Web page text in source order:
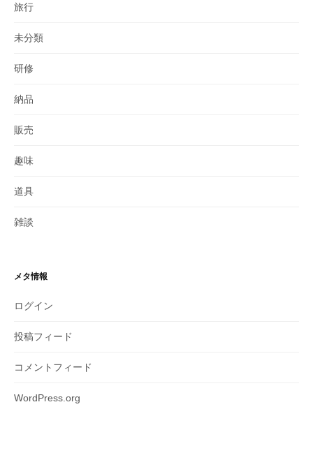
旅行
未分類
研修
納品
販売
趣味
道具
雑談
メタ情報
ログイン
投稿フィード
コメントフィード
WordPress.org